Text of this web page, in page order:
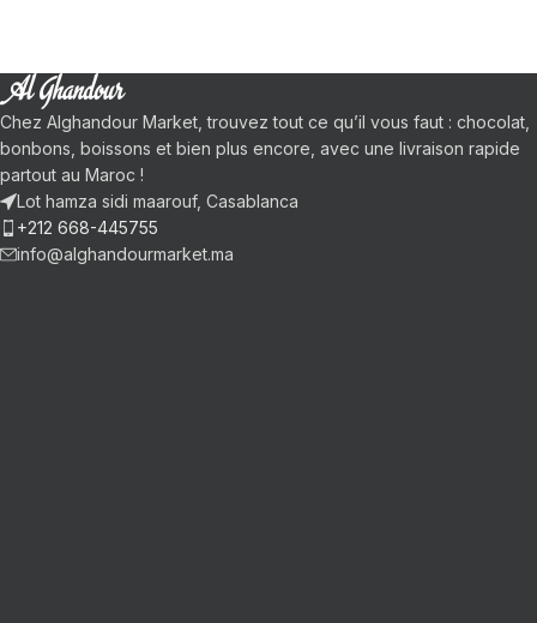
Chez Alghandour Market, trouvez tout ce qu’il vous faut : chocolat,
bonbons, boissons et bien plus encore, avec une livraison rapide
partout au Maroc !
Lot hamza sidi maarouf, Casablanca
+212 668-445755
info@alghandourmarket.ma